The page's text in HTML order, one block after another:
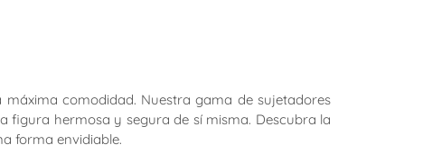
comodidad. Nuestra gama de sujetadores
figura hermosa y segura de sí misma. Descubra la
forma envidiable.